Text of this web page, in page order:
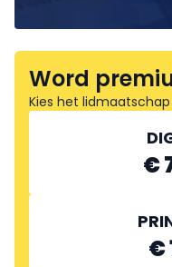
Word
Kies het
€
€